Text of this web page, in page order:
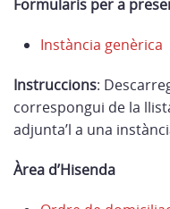
Formularis per a
Instància genèrica
Instruccions:
correspongui de la
adjunta’l a una
Àrea d’Hisenda